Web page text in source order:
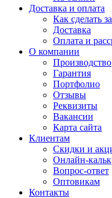
Доставка и оплата
Как сделать
Доставка
Оплата и
О компании
Производство
Гарантия
Портфолио
Отзывы
Реквизиты
Вакансии
Карта сайта
Клиентам
Скидки и
Онлайн-
Вопрос-ответ
Оптовикам
Контакты